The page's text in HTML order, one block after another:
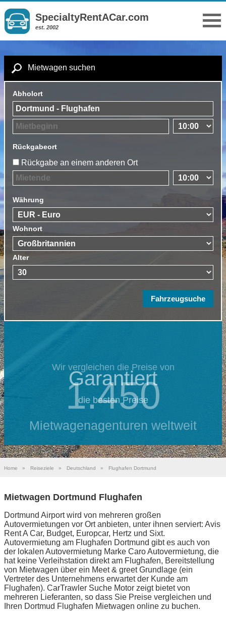
SpecialtyRentACar.com
est. 2002
Mietwagen suchen
Abholort
Rückgabeort
Rückgabe an einem anderen Ort
Währung
Wohnort
Alter
Wir vergleichen die Preise von
1.450
Mietwagenagenturen weltweit
Garantiert
die besten Preise
Home » Reiseziele » Deutschland » Flughafen Dortmund
Mietwagen Dortmund Flughafen
Dortmund Airport wird von mehreren großen
Autovermietungen vor Ort anbieten, unter ihnen serviert: Avis
Rent A Car, Budget, Europcar, Hertz und Sixt.
Autovermietung am Flughafen Dortmund gibt es auch von
der lokalen Autovermietung Marke Caro Autovermietung, die
hat keine Verleihstation direkt am Flughafen, Bereitstellung
von Mietwagen über ein Meet & greet Grundlage (ein
Vertreter des Unternehmens erwartet der Kunde am
Flughafen). CarTrawler Suche Motor zeigt bietet von
mehreren Lieferanten, so dass Sie Preise vergleichen und
Ihren Dortmud Flughafen Mietwagen online zu buchen.